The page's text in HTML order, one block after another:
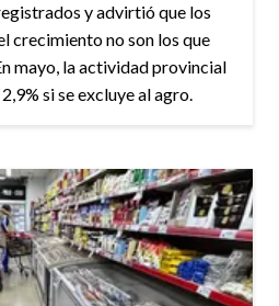
y advirtió que los
crecimiento no son los que
mayo, la actividad provincial
si se excluye al agro.